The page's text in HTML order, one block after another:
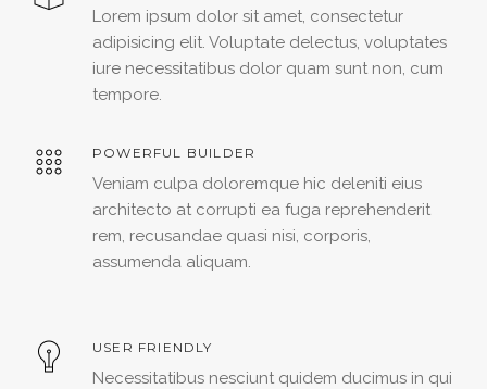
Lorem ipsum dolor sit amet, consectetur
adipisicing elit. Voluptate delectus, voluptates
iure necessitatibus dolor quam sunt non, cum
tempore.
POWERFUL BUILDER
Veniam culpa doloremque hic deleniti eius
architecto at corrupti ea fuga reprehenderit
rem, recusandae quasi nisi, corporis,
assumenda aliquam.
USER FRIENDLY
Necessitatibus nesciunt quidem ducimus in qui